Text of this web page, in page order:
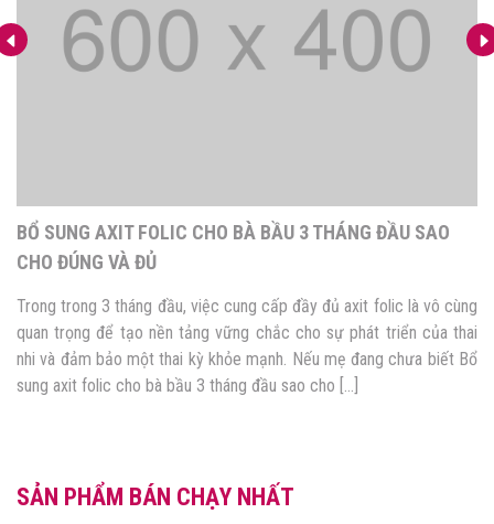
BỔ SUNG AXIT FOLIC CHO BÀ BẦU 3 THÁNG ĐẦU SAO
CHO ĐÚNG VÀ ĐỦ
Trong trong 3 tháng đầu, việc cung cấp đầy đủ axit folic là vô cùng
quan trọng để tạo nền tảng vững chắc cho sự phát triển của thai
nhi và đảm bảo một thai kỳ khỏe mạnh. Nếu mẹ đang chưa biết Bổ
sung axit folic cho bà bầu 3 tháng đầu sao cho […]
SẢN PHẨM BÁN CHẠY NHẤT